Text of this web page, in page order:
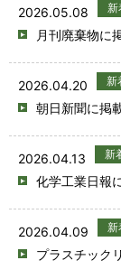
2026.05.08 新
月刊廃棄物に
2026.04.20 新
朝日新聞に掲
2026.04.13 新
化学工業日報
2026.04.09 新
プラスチック